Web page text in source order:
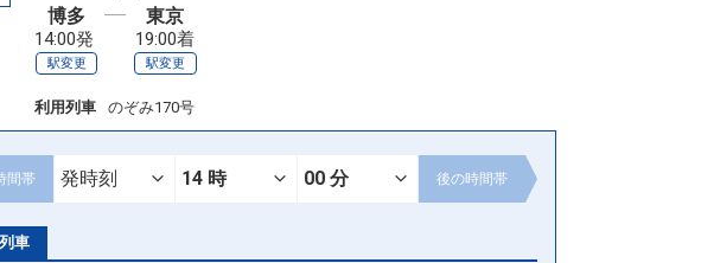
博多
14:00発
駅変更
東京
19:00着
駅変更
利用列車 のぞみ170号
間帯 後の時間帯
車